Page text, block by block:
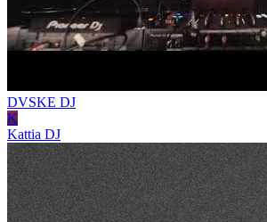
DVSKE DJ
K
Kattia DJ